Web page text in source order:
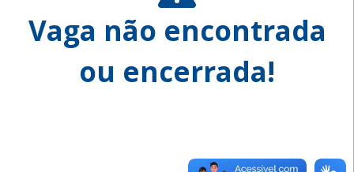
Vaga não encontrada
ou encerrada!